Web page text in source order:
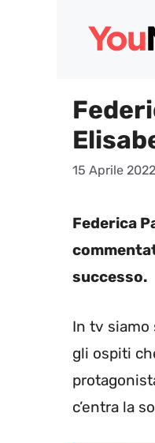
15 Aprile 2022
Federica
successo.
In tv siamo
gli ospiti
c’entra la